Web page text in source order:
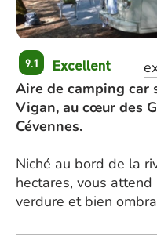
9.1 Excellent
Aire de camping car
Vigan, au cœur des
Cévennes.
Niché au bord de la
hectares, vous
verdure et bien